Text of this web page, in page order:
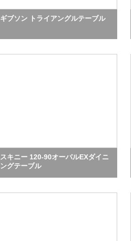
ギブソン トライアングルテーブル
スキニー 120-90オーバルEXダイニ
ングテーブル